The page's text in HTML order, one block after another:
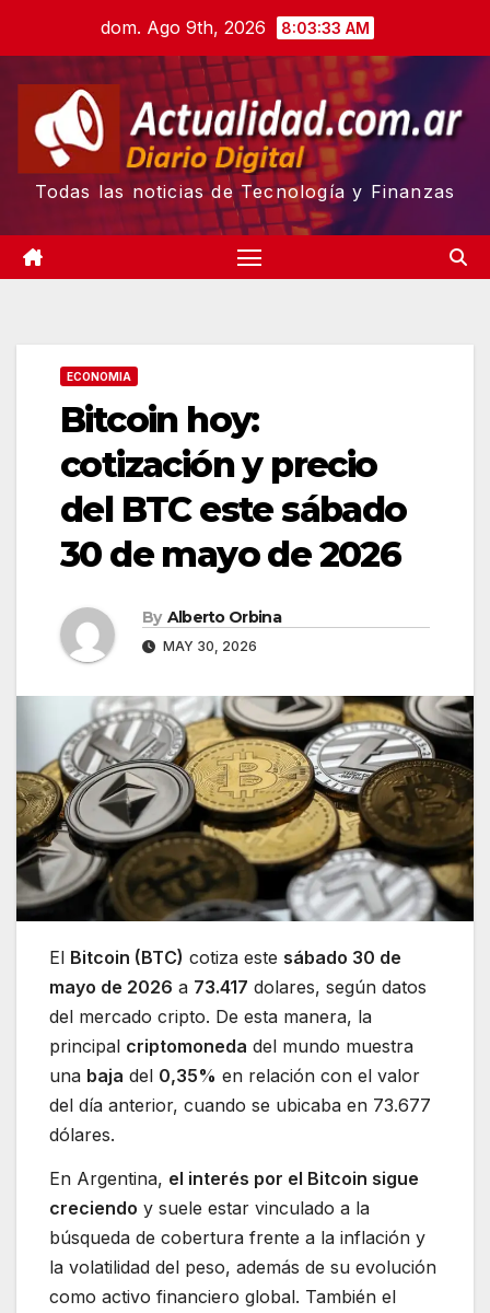
content
dom. Ago 9th, 2026 8:03:34 AM
Todas las noticias de Tecnología y Finanzas
ECONOMIA
Bitcoin hoy:
cotización y precio
del BTC este sábado
30 de mayo de 2026
By Alberto Orbina
MAY 30, 2026
El Bitcoin (BTC) cotiza este sábado 30 de
mayo de 2026 a 73.417 dolares, según datos
del mercado cripto. De esta manera, la
principal criptomoneda del mundo muestra
una baja del 0,35% en relación con el valor
del día anterior, cuando se ubicaba en 73.677
dólares.
En Argentina, el interés por el Bitcoin sigue
creciendo y suele estar vinculado a la
búsqueda de cobertura frente a la inflación y
la volatilidad del peso, además de su evolución
como activo financiero global. También el